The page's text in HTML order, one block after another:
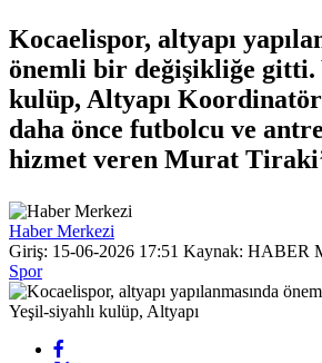
Kocaelispor, altyapı
önemli bir değişikliğe gitti.
kulüp, Altyapı
daha önce futbolcu ve
hizmet veren Murat
Haber Merkezi
Giriş: 15-06-2026 17:51 Kaynak: HABER
Spor